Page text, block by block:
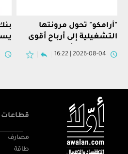
"أرامكو" تحول مرونتها
التشغيلية إلى أرباح أقوى
2026-08-04 | 16:22
قطاعات
مصارف
طاقة